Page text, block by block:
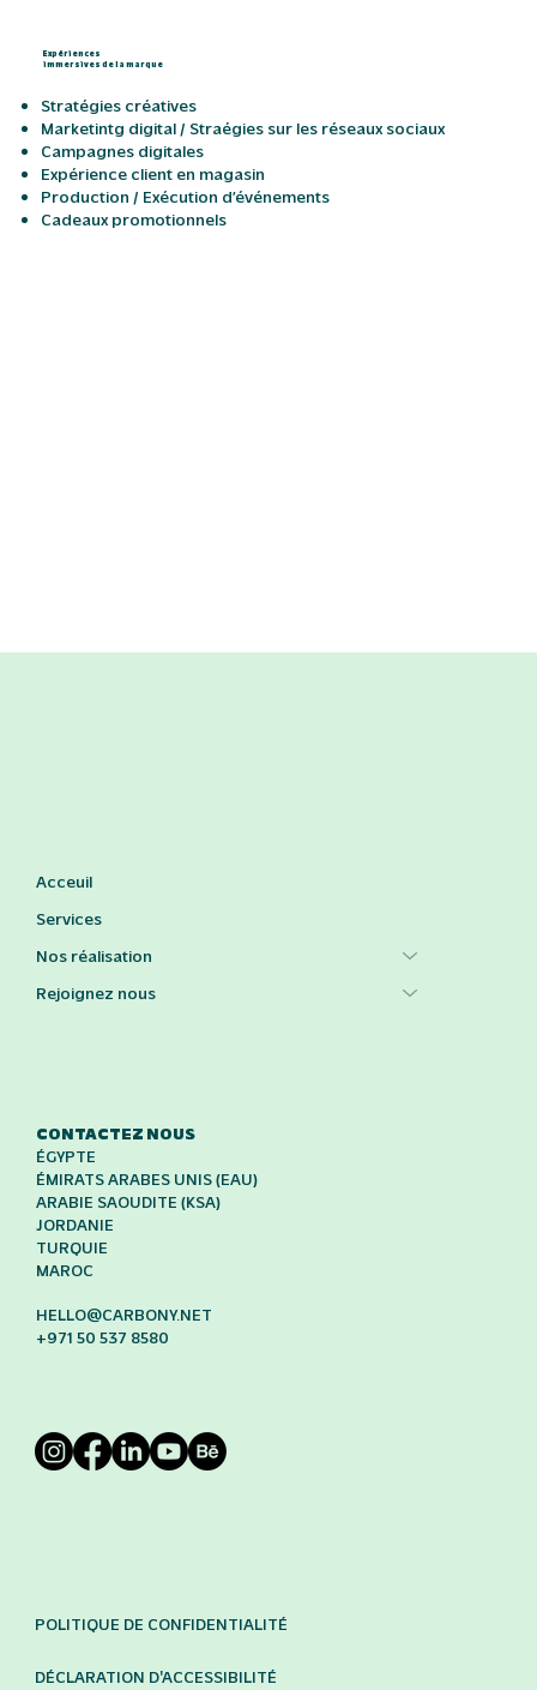
Stratégies créatives
Marketintg digital / Straégies sur les réseaux sociaux
Campagnes digitales
Expérience client en magasin
Production / Exécution d’événements
Cadeaux promotionnels
Expériences
immersives de la marque
Acceuil
Services
Nos réalisation
Rejoignez nous
CONTACTEZ NOUS
ÉGYPTE
ÉMIRATS ARABES UNIS (EAU)
ARABIE SAOUDITE (KSA)
JORDANIE
TURQUIE
MAROC
HELLO@CARBONY.NET
+971 50 537 8580
POLITIQUE DE CONFIDENTIALITÉ
DÉCLARATION D'ACCESSIBILITÉ